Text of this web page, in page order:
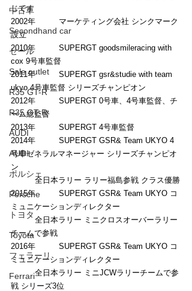
中古車
Secondhand car
セール
Sale outlet
R35 GT-R
R35 GT-R
AUDI
AUDI
ポルシェ
Porsche
トヨタ
Toyota
フェラーリ
Ferrari
じです
2002年	マーケティング会社 シンクマーク
設立
2010年	SUPERGT goodsmileracing with
cox 9号車監督
2011年	SUPERGT gsr&studie with team
ukyo 4号車監督 シリーズチャンピオン
2012年	SUPERGT 0号車、4号車監督、チ
ーム総監督
2013年	SUPERGT 4号車監督
2014年	SUPERGT GSR& Team UKYO 4
号車ゼネラルマネージャー シリーズチャンピオ
ン
	全日本ラリー ラリー福島参戦 クラス優勝
2015年	SUPERGT GSR& Team UKYO コ
ミュニケーションディレクター
	全日本ラリー ミニクロスオーバーラリー
チームで参戦
2016年	SUPERGT GSR& Team UKYO コ
ミュニケーションディレクター
	全日本ラリー ミニJCWラリーチームで参
戦 シリーズ3位